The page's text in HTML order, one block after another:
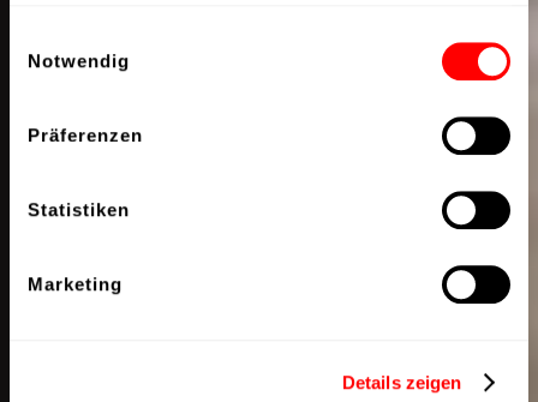
Notwendig
Präferenzen
Statistiken
Marketing
Details zeigen